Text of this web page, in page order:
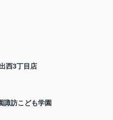
西3丁目店
諏訪こども学園